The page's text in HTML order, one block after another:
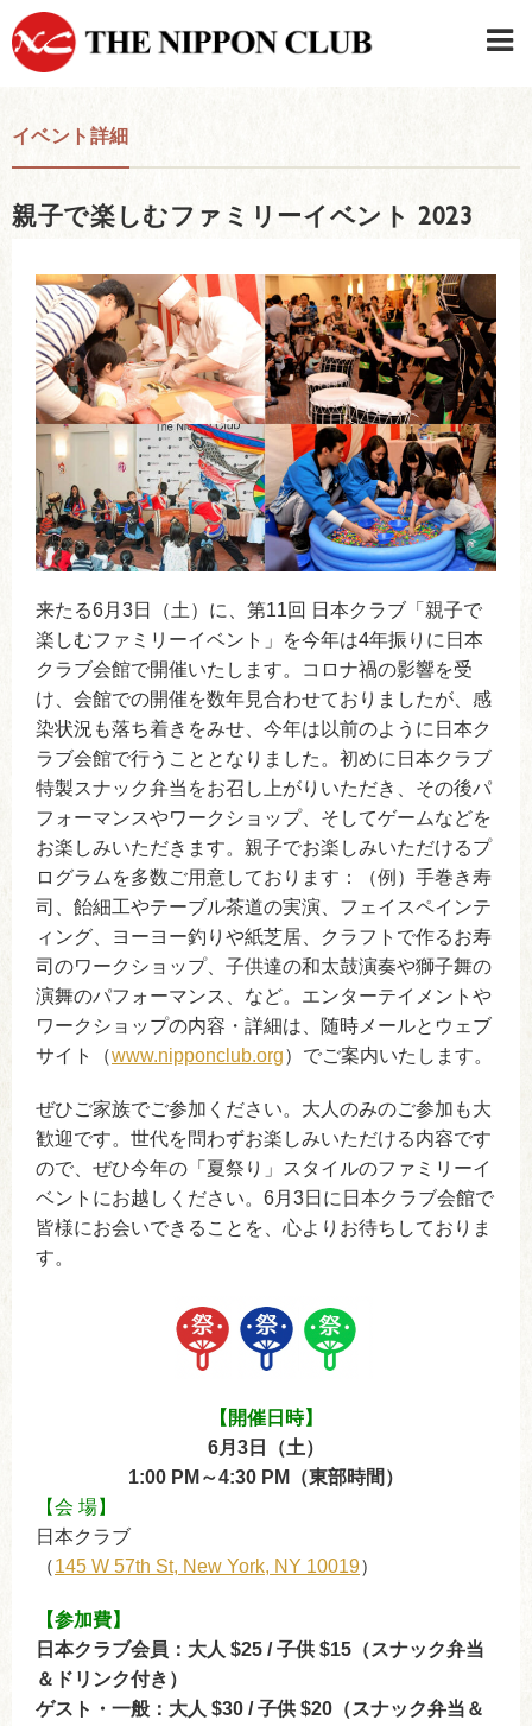
イベント詳細
親子で楽しむファミリーイベント 2023
来たる6月3日（土）に、第11回 日本クラブ「親子で
楽しむファミリーイベント」を今年は4年振りに日本
クラブ会館で開催いたします。コロナ禍の影響を受
け、会館での開催を数年見合わせておりましたが、感
染状況も落ち着きをみせ、今年は以前のように日本ク
ラブ会館で行うこととなりました。初めに日本クラブ
特製スナック弁当をお召し上がりいただき、その後パ
フォーマンスやワークショップ、そしてゲームなどを
お楽しみいただきます。親子でお楽しみいただけるプ
ログラムを多数ご用意しております：（例）手巻き寿
司、飴細工やテーブル茶道の実演、フェイスペインテ
ィング、ヨーヨー釣りや紙芝居、クラフトで作るお寿
司のワークショップ、子供達の和太鼓演奏や獅子舞の
演舞のパフォーマンス、など。エンターテイメントや
ワークショップの内容・詳細は、随時メールとウェブ
サイト（www.nipponclub.org）でご案内いたします。
ぜひご家族でご参加ください。大人のみのご参加も大
歓迎です。世代を問わずお楽しみいただける内容です
ので、ぜひ今年の「夏祭り」スタイルのファミリーイ
ベントにお越しください。6月3日に日本クラブ会館で
皆様にお会いできることを、心よりお待ちしておりま
す。
【開催日時】
6月3日（土）
1:00 PM～4:30 PM（東部時間）
【会 場】
日本クラブ
（145 W 57th St, New York, NY 10019）
【参加費】
日本クラブ会員：大人 $25 / 子供 $15（スナック弁当
＆ドリンク付き）
ゲスト・一般：大人 $30 / 子供 $20（スナック弁当＆
日本クラブメンバーログイン
連絡先・駐車場
はじめてご利用の方はこちら
›